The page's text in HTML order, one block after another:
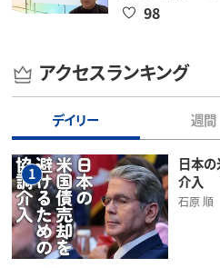
98
アクセスランキング
デイリー 週間
1
日本
介入
石原 順